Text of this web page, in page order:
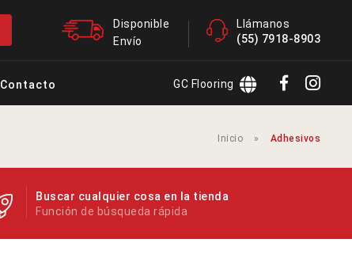
Disponible
Envío
Llámanos
(55) 7918-8903
Contacto GC Flooring
Inicio » Adhesivos
Buscar cualquier cosa en la tienda
Función de búsqueda rápida